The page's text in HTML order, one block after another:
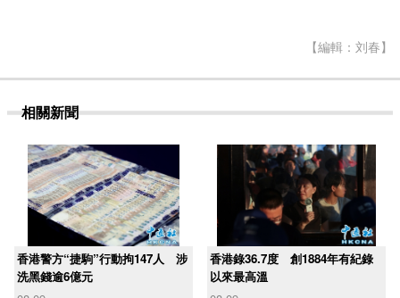
【編輯：刘春】
相關新聞
香港警方“捷駒”行動拘147人 涉
洗黑錢逾6億元
香港錄36.7度 創1884年有紀錄
以來最高溫